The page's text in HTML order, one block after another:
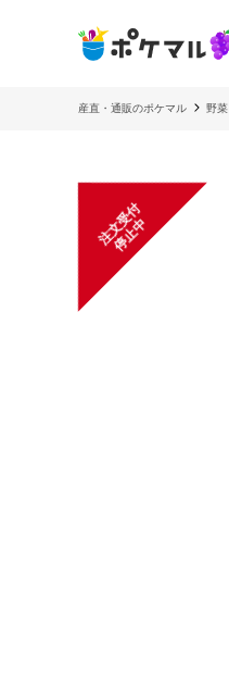
産直・通販のポケマル 野菜
注
文
受
付
停
止
中